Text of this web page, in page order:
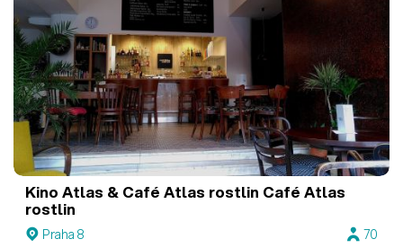
Kino Atlas & Café Atlas rostlin Café Atlas
rostlin
Praha 8
70